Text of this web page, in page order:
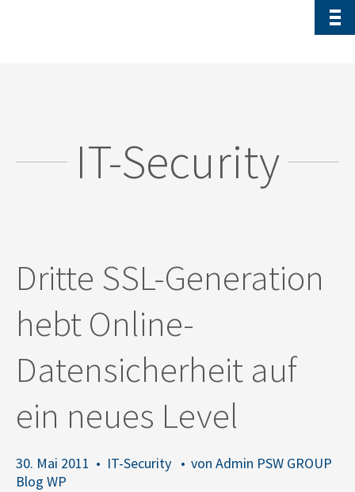
IT-Security
Dritte SSL-Generation
hebt Online-
Datensicherheit auf
ein neues Level
30. Mai 2011 IT-Security
von Admin PSW GROUP
Blog WP